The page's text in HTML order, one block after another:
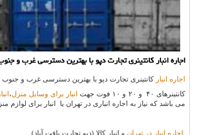
اجاره انبار كانتینری تجارت دپو با بهترین دسترسی غرب و جنوب تهران، با بهترین قیمت و
اجاره انبار كانتینری تجارت دپو با بهترین دسترسی غرب و جنوب تهران، با بهترین قیمت و
کانتینرهای ۴۰ و ۲۰ و ۱۰ فوت جهت
انبار برای وسایل منزل،
می باشد که نیاز به اجاره انباری در تهران یا انبار برای لوازم
اجاره انبار در تهران و انبار کالا (دپو تجارت یافت آباد)